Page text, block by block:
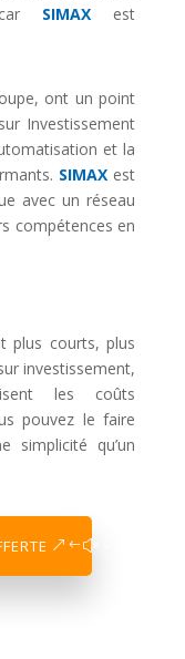
SIMAXest
ont un point
Investissement
et la
SIMAX est
avec un réseau
compétences en
plus courts, plus
investissement,
les coûts
pouvez le faire
simplicité qu’un